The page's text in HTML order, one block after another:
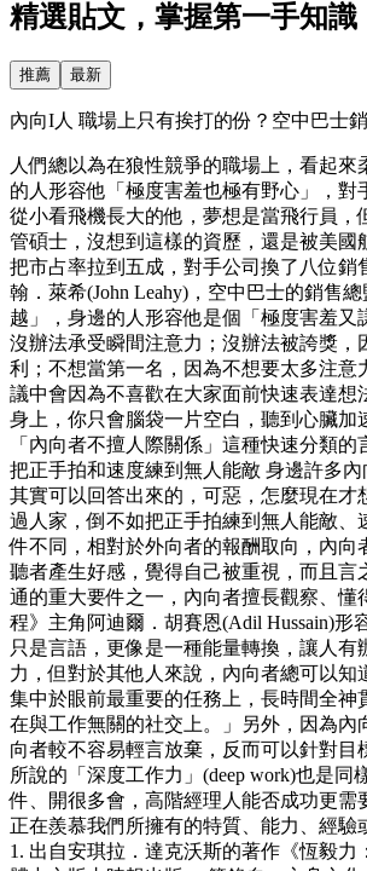
精選貼文，掌握第一手知識
推薦 最新
內向I人 職場上只有挨打的份？空中巴士
人們總以為在狼性競爭的職場上，看起
的人形容他「極度害羞也極有野心」，
從小看飛機長大的他，夢想是當飛行員
管碩士，沒想到這樣的資歷，還是被美
把市占率拉到五成，對手公司換了八位
翰．萊希(John Leahy)，空中巴士的銷售
越」，身邊的人形容他是個「極度害羞
沒辦法承受瞬間注意力；沒辦法被誇獎
利；不想當第一名，因為不想要太多注
議中會因為不喜歡在大家面前快速表達
身上，你只會腦袋一片空白，聽到心臟加
「內向者不擅人際關係」這種快速分類
把正手拍和速度練到無人能敵 身邊許多
其實可以回答出來的，可惡，怎麼現在
過人家，倒不如把正手拍練到無人能敵
件不同，相對於外向者的報酬取向，內
聽者產生好感，覺得自己被重視，而且
通的重大要件之一，內向者擅長觀察、
程》主角阿迪爾．胡賽恩(Adil Hussain)
只是言語，更像是一種能量轉換，讓人
力，但對於其他人來說，內向者總可以
集中於眼前最重要的任務上，長時間全神
在與工作無關的社交上。」另外，因為
向者較不容易輕言放棄，反而可以針對目
所說的「深度工作力」(deep work)也是
件、開很多會，高階經理人能否成功更
正在羨慕我們所擁有的特質、能力、經
1. 出自安琪拉．達克沃斯的著作《恆毅